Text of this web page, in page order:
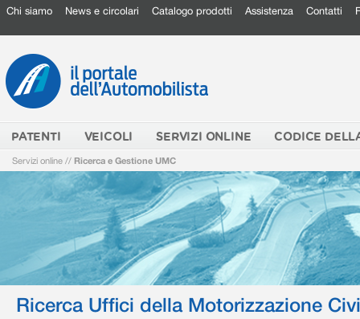
Chi siamo News e circolari Catalogo prodotti Assistenza Contatti
PATENTI VEICOLI SERVIZI ONLINE CODICE
Servizi online // Ricerca e Gestione UMC
Ricerca Uffici della Motorizzazione